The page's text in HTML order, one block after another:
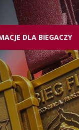
DLA BIEGACZY